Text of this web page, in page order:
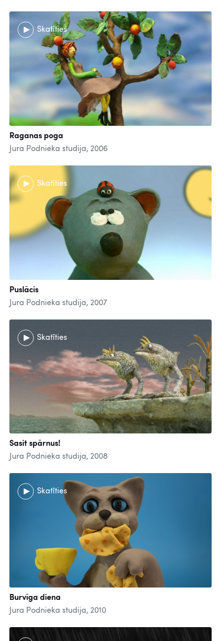
Skatīties
Raganas poga
Jura Podnieka studija, 2006
Skatīties
Puslācis
Jura Podnieka studija, 2007
Skatīties
Sasit spārnus!
Jura Podnieka studija, 2008
Skatīties
Burvīga diena
Jura Podnieka studija, 2010